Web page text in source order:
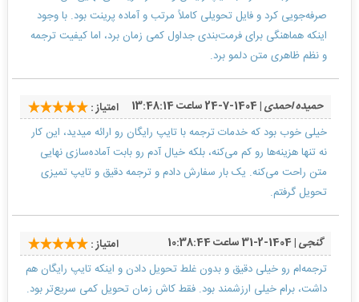
صرفه‌جویی کرد و فایل تحویلی کاملاً مرتب و آماده پرینت بود. با وجود
اینکه هماهنگی برای فرمت‌بندی جداول کمی زمان برد، اما کیفیت ترجمه
و نظم ظاهری متن دلمو برد.
حمیده احمدی| 1404-7-24 ساعت 13:48:14
امتیاز :
خیلی خوب بود که خدمات ترجمه با تایپ رایگان رو ارائه میدید، این کار
نه تنها هزینه‌ها رو کم می‌کنه، بلکه خیال آدم رو بابت آماده‌سازی نهایی
متن راحت می‌کنه. یک بار سفارش دادم و ترجمه دقیق و تایپ تمیزی
تحویل گرفتم.
گنجی| 1404-2-31 ساعت 10:38:44
امتیاز :
ترجمه‌ام رو خیلی دقیق و بدون غلط تحویل دادن و اینکه تایپ رایگان هم
داشت، برام خیلی ارزشمند بود. فقط کاش زمان تحویل کمی سریع‌تر بود.